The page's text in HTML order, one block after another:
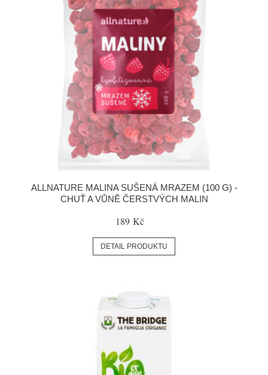
ALLNATURE MALINA SUŠENÁ MRAZEM (100 G) -
CHUŤ A VŮNĚ ČERSTVÝCH MALIN
189 Kč
DETAIL PRODUKTU